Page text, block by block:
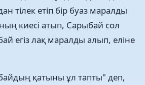
тілек етіп бір буаз маралды
киесі атып, Сарыбай сол
егіз лақ маралды алып, еліне
қатыны ұл тапты" деп,